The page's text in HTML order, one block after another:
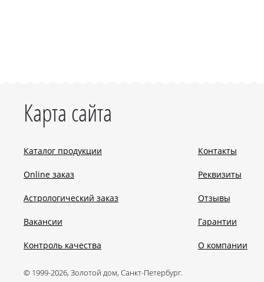
Карта сайта
Каталог продукции
Online заказ
Астрологический заказ
Вакансии
Контроль качества
Контакты
Реквизиты
Отзывы
Гарантии
О компании
© 1999-2026, Золотой дом, Санкт-Петербург.